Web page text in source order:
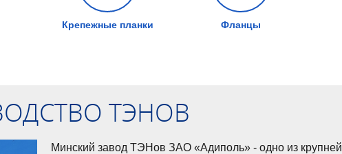
Крепежные планки Фланцы
ТЭНОВ
Минский завод ТЭНов ЗАО «Адиполь» - одно из